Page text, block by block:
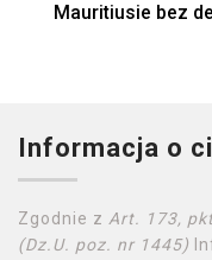
Mauritiusie bez
Informacja o
Zgodnie z Art. 173,
(Dz.U. poz. nr 1445)